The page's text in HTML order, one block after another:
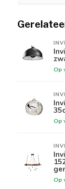
Op
Op
Op